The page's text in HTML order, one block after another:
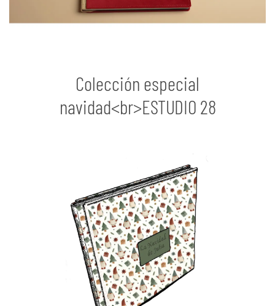
Colección especial
navidad<br>ESTUDIO 28